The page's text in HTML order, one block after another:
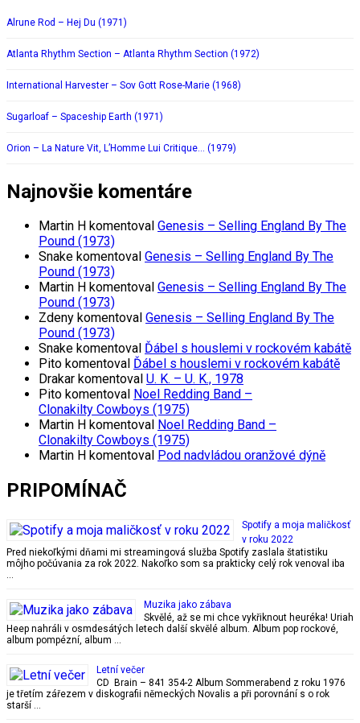
Alrune Rod – Hej Du (1971)
Atlanta Rhythm Section – Atlanta Rhythm Section (1972)
International Harvester – Sov Gott Rose-Marie (1968)
Sugarloaf – Spaceship Earth (1971)
Orion – La Nature Vit, L’Homme Lui Critique… (1979)
Najnovšie komentáre
Martin H komentoval Genesis – Selling England By The
Pound (1973)
Snake komentoval Genesis – Selling England By The
Pound (1973)
Martin H komentoval Genesis – Selling England By The
Pound (1973)
Zdeny komentoval Genesis – Selling England By The
Pound (1973)
Snake komentoval Ďábel s houslemi v rockovém kabátě
Pito komentoval Ďábel s houslemi v rockovém kabátě
Drakar komentoval U. K. – U. K., 1978
Pito komentoval Noel Redding Band –
Clonakilty Cowboys (1975)
Martin H komentoval Noel Redding Band –
Clonakilty Cowboys (1975)
Martin H komentoval Pod nadvládou oranžové dýně
PRIPOMÍNAČ
Spotify a moja maličkosť
v roku 2022
Pred niekoľkými dňami mi streamingová služba Spotify zaslala štatistiku
môjho počúvania za rok 2022. Nakoľko som sa prakticky celý rok venoval iba
…
Muzika jako zábava
Skvělé, až se mi chce vykřiknout heuréka! Uriah
Heep nahráli v osmdesátých letech další skvělé album. Album pop rockové,
album pompézní, album …
Letní večer
CD Brain – 841 354-2 Album Sommerabend z roku 1976
je třetím zářezem v diskografii německých Novalis a při porovnání s o rok
starší …